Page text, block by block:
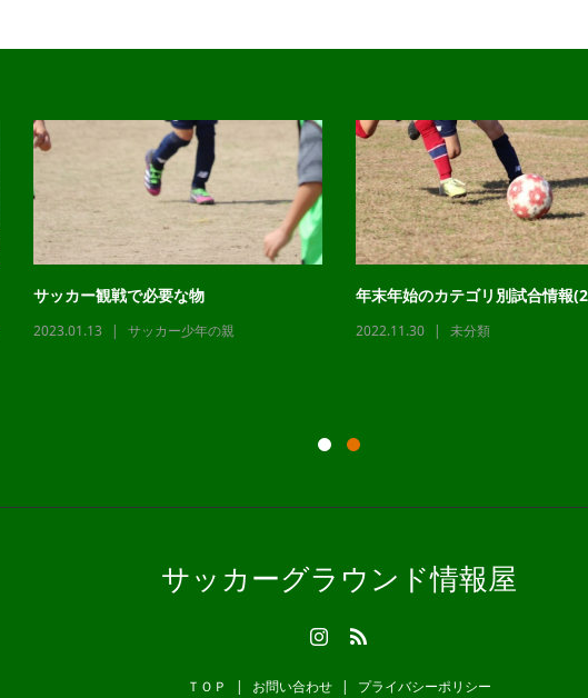
サッカー観戦で必要な物
2023.01.13 サッカー少年の親
年末年始のカテゴリ別試合情報
2022.11.30 未分類
サッカーグラウンド情報屋
ＴＯＰ お問い合わせ プライバシーポリシー